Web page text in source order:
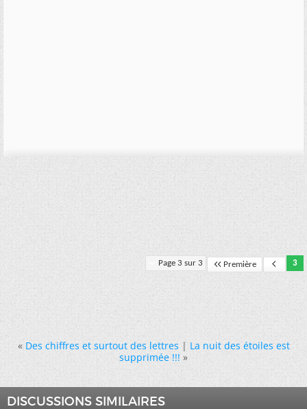
Page 3 sur 3 Première 3
« Des chiffres et surtout des lettres|La nuit des étoiles est
supprimée !!! »
DISCUSSIONS SIMILAIRES